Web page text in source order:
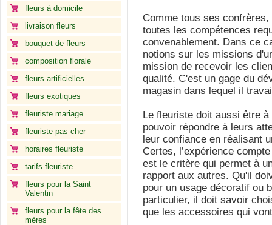
fleurs à domicile
livraison fleurs
bouquet de fleurs
composition florale
fleurs artificielles
fleurs exotiques
fleuriste mariage
fleuriste pas cher
horaires fleuriste
tarifs fleuriste
fleurs pour la Saint
Valentin
fleurs pour la fête des
mères
Comme tous ses
toutes les compétences
convenablement. Dans ce
notions sur les missions
mission de recevoir les
qualité. C'est un gage du
magasin dans lequel il
Le fleuriste doit aussi être
pouvoir répondre à leurs
leur confiance en réalisant
Certes, l’expérience
est le critère qui permet à
rapport aux autres. Qu'il
pour un usage décoratif ou
particulier, il doit savoir
que les accessoires qui